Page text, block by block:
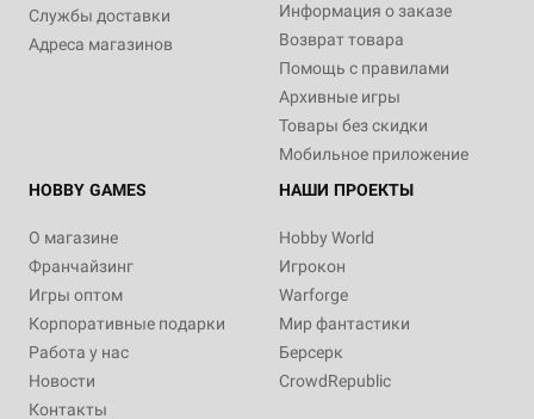
Службы доставки
Адреса магазинов
Информация о заказе
Возврат товара
Помощь с правилами
Архивные игры
Товары без скидки
Мобильное приложение
HOBBY GAMES
О магазине
Франчайзинг
Игры оптом
Корпоративные подарки
Работа у нас
Новости
Контакты
НАШИ ПРОЕКТЫ
Hobby World
Игрокон
Warforge
Мир фантастики
Берсерк
CrowdRepublic